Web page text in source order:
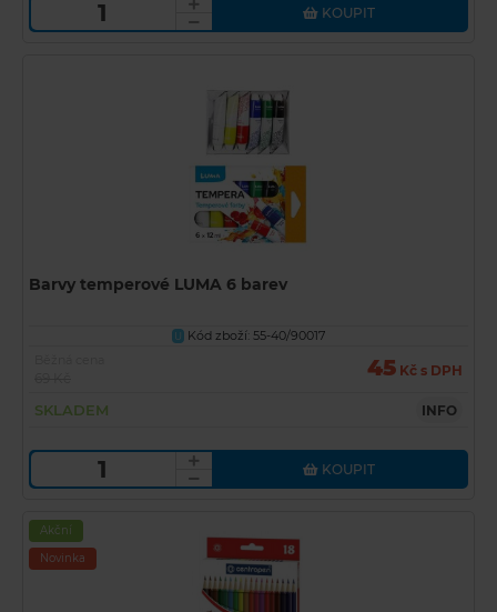
KOUPIT
Barvy temperové LUMA 6 barev
U
Kód zboží: 55-40/90017
45 Kč s DPH
SKLADEM INFO
KOUPIT
Akční
Novinka